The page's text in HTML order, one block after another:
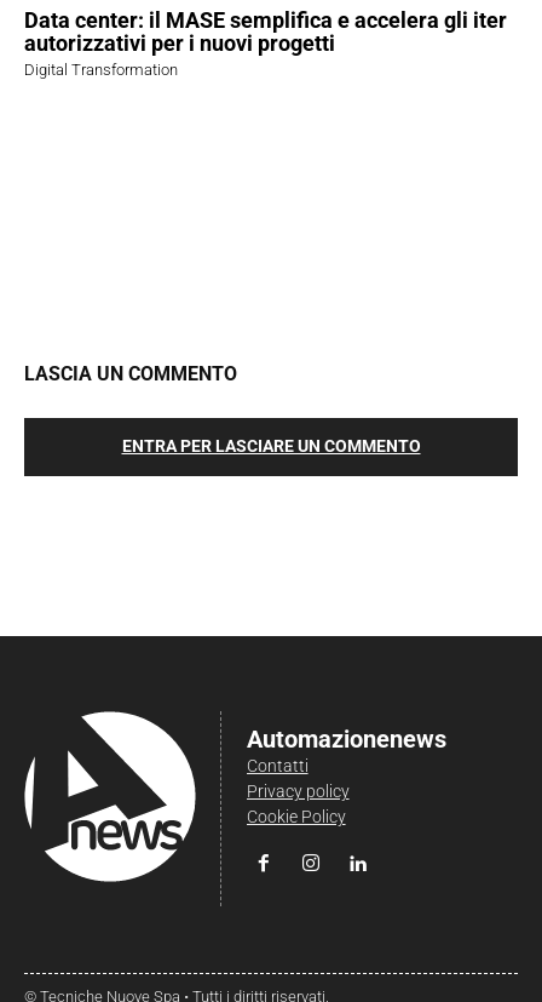
Data center: il MASE semplifica e accelera gli iter
autorizzativi per i nuovi progetti
Digital Transformation
LASCIA UN COMMENTO
ENTRA PER LASCIARE UN COMMENTO
Automazionenews
Contatti
Privacy policy
Cookie Policy
© Tecniche Nuove Spa • Tutti i diritti riservati.